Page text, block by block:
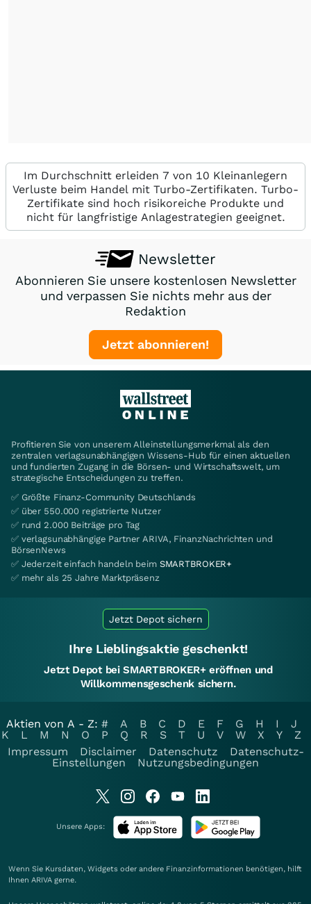
Im Durchschnitt erleiden 7 von 10 Kleinanlegern
Verluste beim Handel mit Turbo-Zertifikaten. Turbo-
Zertifikate sind hoch risikoreiche Produkte und
nicht für langfristige Anlagestrategien geeignet.
Newsletter
Abonnieren Sie unsere kostenlosen Newsletter
und verpassen Sie nichts mehr aus der
Redaktion
Jetzt abonnieren!
Profitieren Sie von unserem Alleinstellungsmerkmal als den
zentralen verlagsunabhängigen Wissens-Hub für einen aktuellen
und fundierten Zugang in die Börsen- und Wirtschaftswelt, um
strategische Entscheidungen zu treffen.
✅ Größte Finanz-Community Deutschlands
✅ über 550.000 registrierte Nutzer
✅ rund 2.000 Beiträge pro Tag
✅ verlagsunabhängige Partner ARIVA, FinanzNachrichten und
BörsenNews
✅ Jederzeit einfach handeln beim SMARTBROKER+
✅ mehr als 25 Jahre Marktpräsenz
Jetzt Depot sichern
Ihre Lieblingsaktie geschenkt!
Jetzt Depot bei SMARTBROKER+ eröffnen und
Willkommensgeschenk sichern.
Aktien von A - Z: # A B C D E F G H I
J
K
L M N O P Q R S T U V W X Y
Z
Impressum
Disclaimer Datenschutz
Datenschutz-
Einstellungen
Nutzungsbedingungen
Unsere Apps:
Wenn Sie Kursdaten, Widgets oder andere Finanzinformationen benötigen, hilft
Ihnen ARIVA gerne.